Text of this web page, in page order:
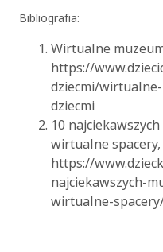
Bibliografia:
Wirtualne
https://
dziecmi/
dziecmi
10
wirtualne spacery,
https://
najciekawszych-
wirtualne-